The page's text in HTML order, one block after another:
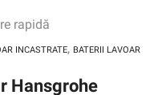
rapidă
INCASTRATE, BATERII LAVOAR
Hansgrohe